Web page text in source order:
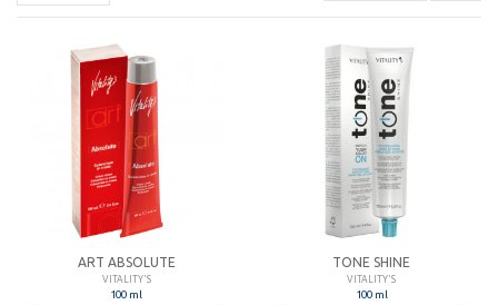
ART ABSOLUTE
VITALITY'S
100 ml
TONE SHINE
VITALITY'S
100 ml